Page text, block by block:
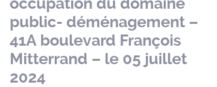
public- déménagement –
41A boulevard François
Mitterrand – le 05 juillet
2024